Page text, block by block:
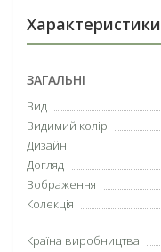
Характеристики
ЗАГАЛЬНІ
Вид
Видимий колір
Дизайн
Догляд
Зображення
Колекція
Країна виробництва